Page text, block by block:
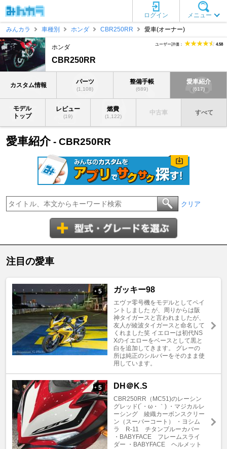
メニュー
ログイン
みんカラ
車種別 ホンダ CBR250RR 愛車(オーナー)
ホンダ
CBR250RR
ユーザー評価： 4.58
カスタム情報 パーツ
(1,108)
整備手帳
(689)
愛車紹介
(617)
モデル
トップ
レビュー
(19)
燃費
(1,122)
中古車 すべて
愛車紹介- CBR250RR
クリア
注目の愛車
+ 5 ガッキー98
エヴァ零号機をモデルとしてペイ
ントしました が、周りからは阪
神タイガースと言われましたが、
友人が綾波タイガースと命名して
くれました笑 イエローは初代NS
Xのイエローをベースとして黒と
白を追加してきます。 グレーの
所は純正のシルバーをそのまま使
用しています。
+ 5 DH＠K.S
CBR250RR（MC51)のレーシン
グレッド(´・ω・｀) ・マジカルレ
ーシング 綾織カーボンスクリー
ン（スーパーコート） ・ヨシム
ラ R-11 チタンブルーカバー
・BABYFACE フレームスライ
ダー ・BABYFACE ヘルメット